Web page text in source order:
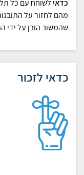
כדאי לשוחח עם כל
מהם לחזור על
שהמשוב הובן על
כדאי לזכור